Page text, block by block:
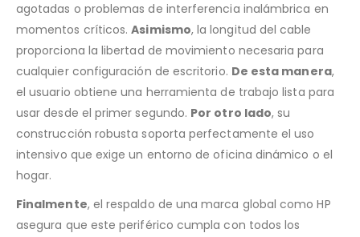
agotadas o problemas de interferencia inalámbrica en
momentos críticos.Asimismo, la longitud del cable
proporciona la libertad de movimiento necesaria para
cualquier configuración de escritorio. De esta manera,
el usuario obtiene una herramienta de trabajo lista para
usar desde el primer segundo. Por otro lado, su
construcción robusta soporta perfectamente el uso
intensivo que exige un entorno de oficina dinámico o el
hogar.
Finalmente, el respaldo de una marca global como HP
asegura que este periférico cumpla con todos los